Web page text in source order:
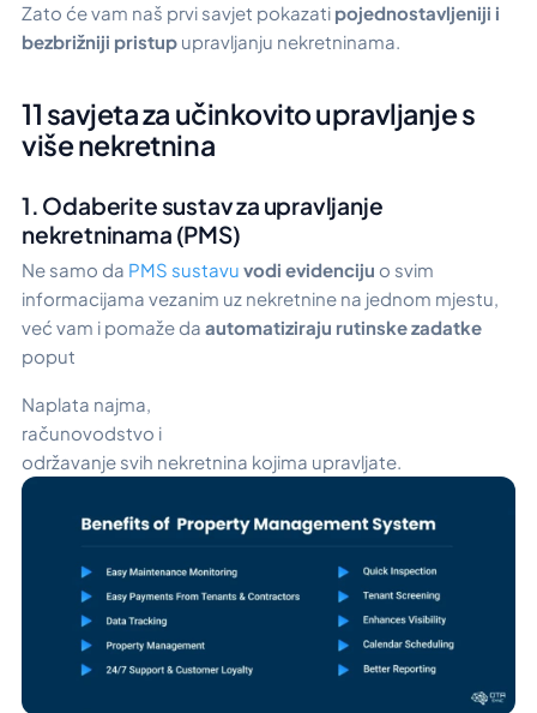
Zato će vam naš prvi savjet pokazati pojednostavljeniji i
bezbrižniji pristup upravljanju nekretninama.
11 savjeta za učinkovito upravljanje s
više nekretnina
1. Odaberite sustav za upravljanje
nekretninama (PMS)
Ne samo da PMS sustavu vodi evidenciju o svim
informacijama vezanim uz nekretnine na jednom mjestu,
već vam i pomaže da automatiziraju rutinske zadatke
poput
Naplata najma,
računovodstvo i
održavanje svih nekretnina kojima upravljate.